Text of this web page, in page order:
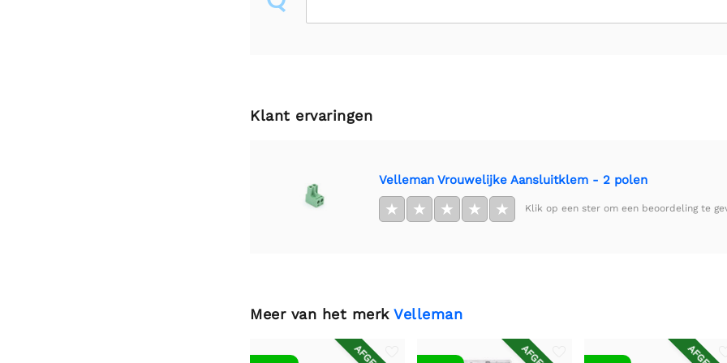
Klant ervaringen
Velleman Vrouwelijke Aansluitklem - 2 polen
★ ★ ★ ★ ★ Klik op een ster om een beoordeling te
Meer van het merk Velleman